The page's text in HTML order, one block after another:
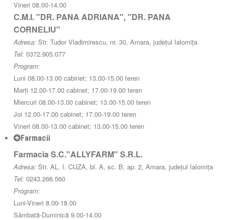
Vineri 08.00-14.00
C.M.I. "DR. PANA ADRIANA", "DR. PANA
CORNELIU"
Adresa: Str. Tudor Vladimirescu, nr. 30, Amara, județul Ialomița
Tel: 0372.905.077
Program:
Luni 08.00-13.00 cabinet; 13.00-15.00 teren
Marți 12.00-17.00 cabinet; 17.00-19.00 teren
Miercuri 08.00-13.00 cabinet; 13.00-15.00 teren
Joi 12.00-17.00 cabinet; 17.00-19.00 teren
Vineri 08.00-13.00 cabinet; 13.00-15.00 teren
Farmacii
Farmacia S.C."ALLYFARM" S.R.L.
Adresa: Str. AL. I. CUZA, bl. A, sc. B, ap. 2, Amara, județul Ialomița
Tel: 0243.266.560
Program:
Luni-Vineri 8.00-18.00
Sâmbată-Duminică 9.00-14.00